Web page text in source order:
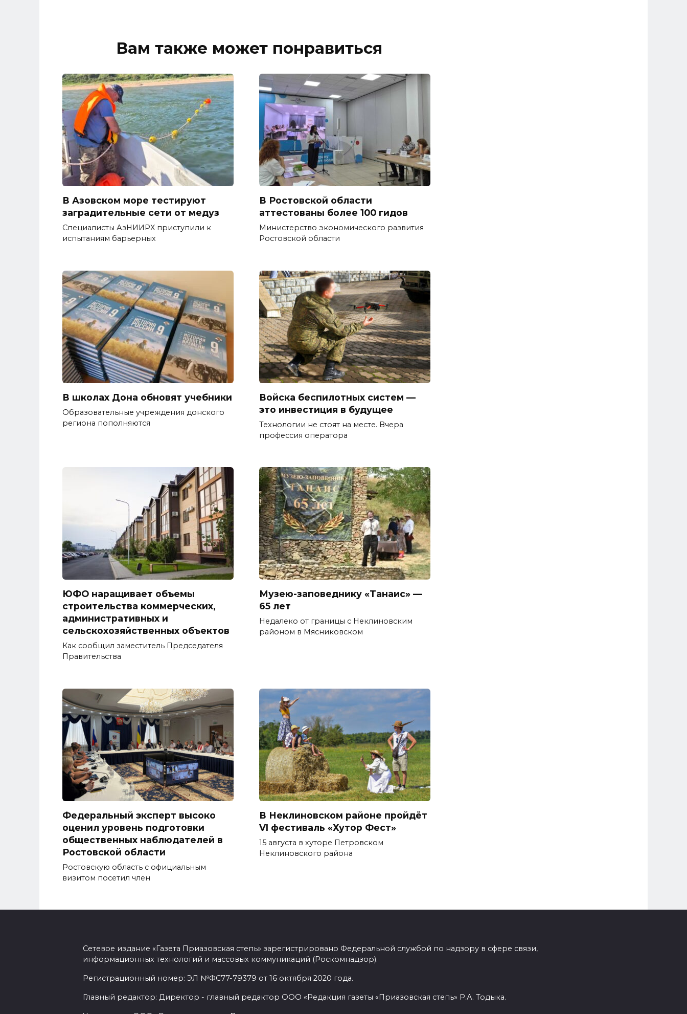
Вам также может понравиться
В Азовском море тестируют
заградительные сети от медуз
Специалисты АзНИИРХ приступили к
испытаниям барьерных
В Ростовской области
аттестованы более 100 гидов
Министерство экономического развития
Ростовской области
В школах Дона обновят учебники
Образовательные учреждения донского
региона пополняются
Войска беспилотных систем —
это инвестиция в будущее
Технологии не стоят на месте. Вчера
профессия оператора
ЮФО наращивает объемы
строительства коммерческих,
административных и
сельскохозяйственных объектов
Как сообщил заместитель Председателя
Правительства
Музею-заповеднику «Танаис» —
65 лет
Недалеко от границы с Неклиновским
районом в Мясниковском
Федеральный эксперт высоко
оценил уровень подготовки
общественных наблюдателей в
Ростовской области
Ростовскую область с официальным
визитом посетил член
В Неклиновском районе пройдёт
VI фестиваль «Хутор Фест»
15 августа в хуторе Петровском
Неклиновского района
Сетевое издание «Газета Приазовская степь» зарегистрировано Федеральной службой по надзору в сфере связи,
информационных технологий и массовых коммуникаций (Роскомнадзор).
Регистрационный номер: ЭЛ №ФС77-79379 от 16 октября 2020 года.
Главный редактор: Директор - главный редактор ООО «Редакция газеты «Приазовская степь» Р.А. Тодыка.